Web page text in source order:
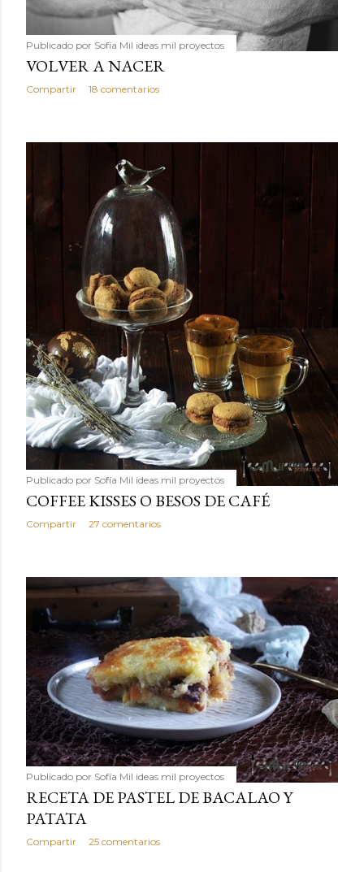
Publicado por Sofía Mil ideas mil proyectos
VOLVER A NACER
Compartir 18 comentarios
Publicado por Sofía Mil ideas mil proyectos
COFFEE KISSES O BESOS DE CAFÉ
Compartir 27 comentarios
Publicado por Sofía Mil ideas mil proyectos
RECETA DE PASTEL DE BACALAO Y
PATATA
Compartir 25 comentarios